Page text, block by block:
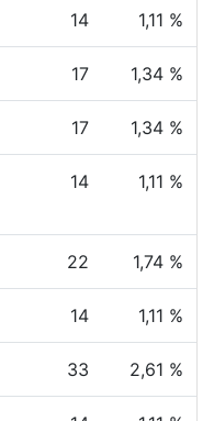
14 1,11 %
17 1,34 %
17 1,34 %
14 1,11 %
22 1,74 %
14 1,11 %
33 2,61 %